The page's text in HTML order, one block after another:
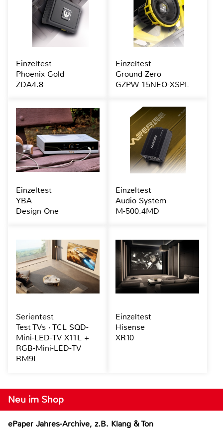
Neu im Shop
ePaper Jahres-Archive, z.B. Klang & Ton
Einzeltest
Phoenix Gold
ZDA4.8
Einzeltest
Ground Zero
GZPW 15NEO-XSPL
Einzeltest
YBA
Design One
Einzeltest
Audio System
M-500.4MD
Serientest
Test TVs · TCL SQD-
Mini-LED-TV X11L +
RGB-Mini-LED-TV
RM9L
Einzeltest
Hisense
XR10